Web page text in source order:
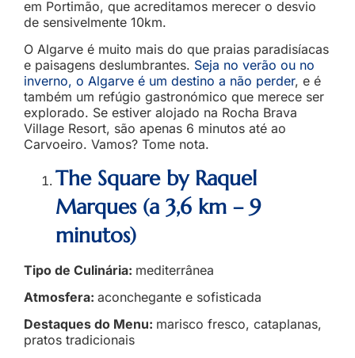
em Portimão, que acreditamos merecer o desvio
de sensivelmente 10km.
O Algarve é muito mais do que praias paradisíacas
e paisagens deslumbrantes. Seja no verão ou no
inverno, o Algarve é um destino a não perder, e é
também um refúgio gastronómico que merece ser
explorado. Se estiver alojado na Rocha Brava
Village Resort, são apenas 6 minutos até ao
Carvoeiro. Vamos? Tome nota.
The Square by Raquel
Marques (a 3,6 km – 9
minutos)
Tipo de Culinária: mediterrânea
Atmosfera: aconchegante e sofisticada
Destaques do Menu: marisco fresco, cataplanas,
pratos tradicionais